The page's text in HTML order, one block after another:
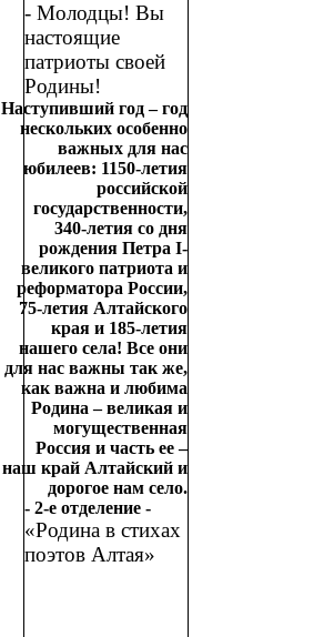
- Молодцы! Вы
настоящие
патриоты своей
Родины!
Наступивший год – год
нескольких особенно
важных для нас
юбилеев: 1150-летия
российской
государственности,
340-летия со дня
рождения Петра I-
великого патриота и
реформатора России,
75-летия Алтайского
края и 185-летия
нашего села! Все они
для нас важны так же,
как важна и любима
Родина – великая и
могущественная
Россия и часть ее –
наш край Алтайский и
дорогое нам село.
- 2-е отделение -
«Родина в стихах
поэтов Алтая»